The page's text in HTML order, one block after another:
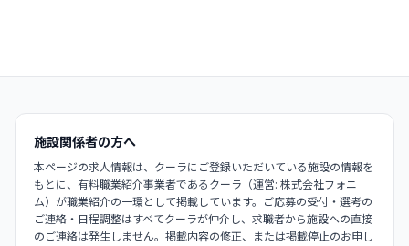
施設関係者の方へ
本ページの求人情報は、クーラにご登録いただいている施設の情報を
もとに、有料職業紹介事業者であるクーラ（運営: 株式会社フォニ
ム）が職業紹介の一環として掲載しています。ご応募の受付・選考の
ご連絡・日程調整はすべてクーラが仲介し、求職者から施設への直接
のご連絡は発生しません。掲載内容の修正、または掲載停止のお申し